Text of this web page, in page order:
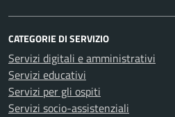
CATEGORIE DI SERVIZIO
Servizi digitali e amministrativi
Servizi educativi
Servizi per gli ospiti
Servizi socio-assistenziali